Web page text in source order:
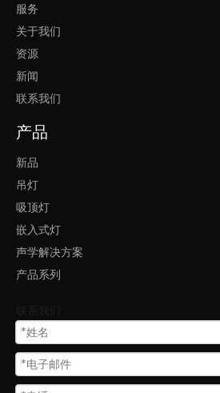
上下发光办公室led吸顶灯
led灯办公圆形
服务
关于我们
资源
新闻
联系我们
产品
新品
吊灯
吸顶灯
嵌入式灯
声学解决方案
产品系列